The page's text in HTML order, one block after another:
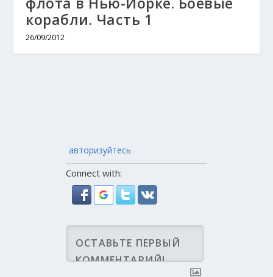
корабли. Часть 1
26/09/2012
авторизуйтесь
Connect with: